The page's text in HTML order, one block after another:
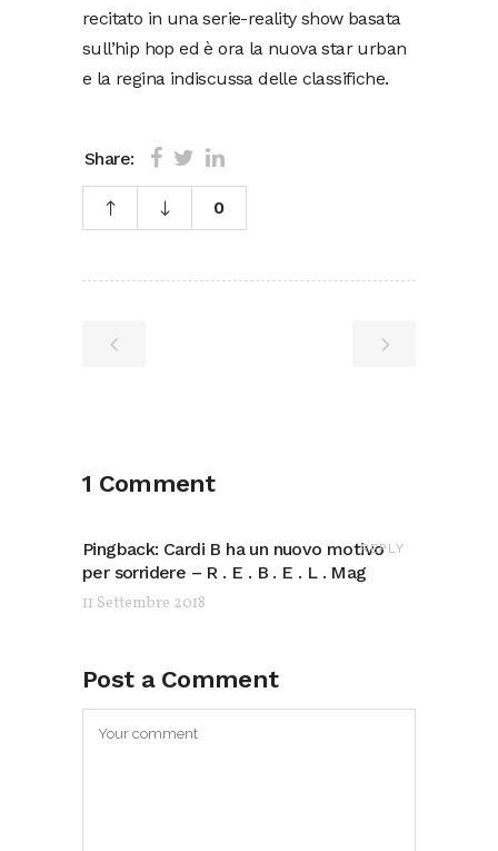
recitato in una serie-reality show basata
sull’hip hop ed è ora la nuova star urban
e la regina indiscussa delle classifiche.
Share:
0
1 Comment
REPLY
Pingback: Cardi B ha un nuovo motivo
per sorridere – R . E . B . E . L . Mag
11 Settembre 2018
Post a Comment